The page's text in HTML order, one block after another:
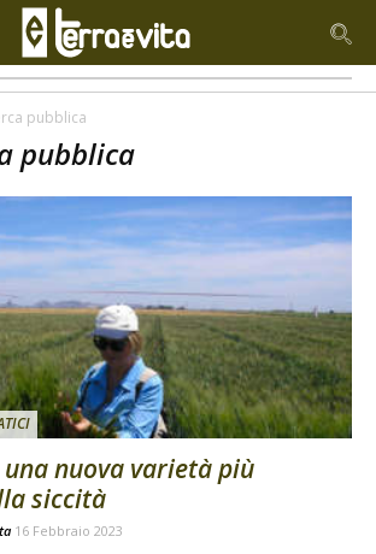
pubblica
pubblica
nuova varietà più
siccità
16 Febbraio 2023